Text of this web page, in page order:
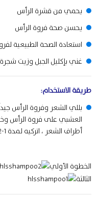
يحمي من قشرة الرأس
يحسن صحة فروة الرأس
استعادة الصحة الطبيعية
غني بإكليل الجبل وزيت
طريقةالاستخدام:
بللي الشعر وفروة الرأس
العشبي على فروة الرأس
أطراف الشعر ، اتركيه لمدة 1-2 دقيقة ثم اشطفيها جيداً. كرر إذا لزم الأمر.
الخطوة الأولي
الثالثة